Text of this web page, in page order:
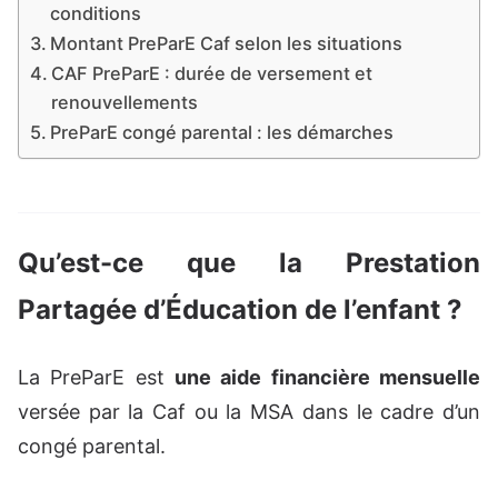
conditions
Montant PreParE Caf selon les situations
CAF PreParE : durée de versement et
renouvellements
PreParE congé parental : les démarches
Qu’est-ce que la Prestation
Partagée d’Éducation de l’enfant ?
La PreParE est une aide financière mensuelle
versée par la Caf ou la MSA dans le cadre d’un
congé parental.